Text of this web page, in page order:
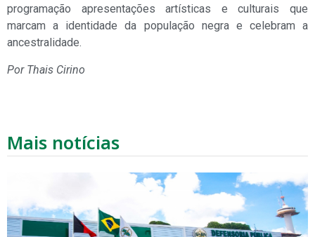
programação apresentações artísticas e culturais que
marcam a identidade da população negra e celebram a
ancestralidade.
Por Thais Cirino
Mais notícias